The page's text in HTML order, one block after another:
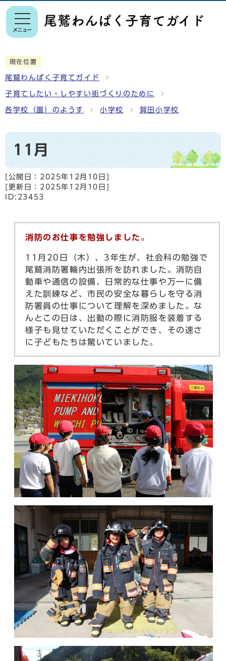
メニュー
現在位置
尾鷲わんぱく子育てガイド
子育てしたい・しやすい街づくりのために
各学校（園）のようす 小学校 賀田小学校
11月
[公開日： 2025年12月10日 ]
[更新日： 2025年12月10日 ]
ID:23453
消防のお仕事を勉強しました。
11月20日（木）、3年生が、社会科の勉強で
尾鷲消防署輪内出張所を訪れました。消防自
動車や通信の設備、日常的な仕事や万一に備
えた訓練など、市民の安全な暮らしを守る消
防署員の仕事について理解を深めました。な
んとこの日は、出動の際に消防服を装着する
様子も見せていただくことができ、その速さ
に子どもたちは驚いていました。